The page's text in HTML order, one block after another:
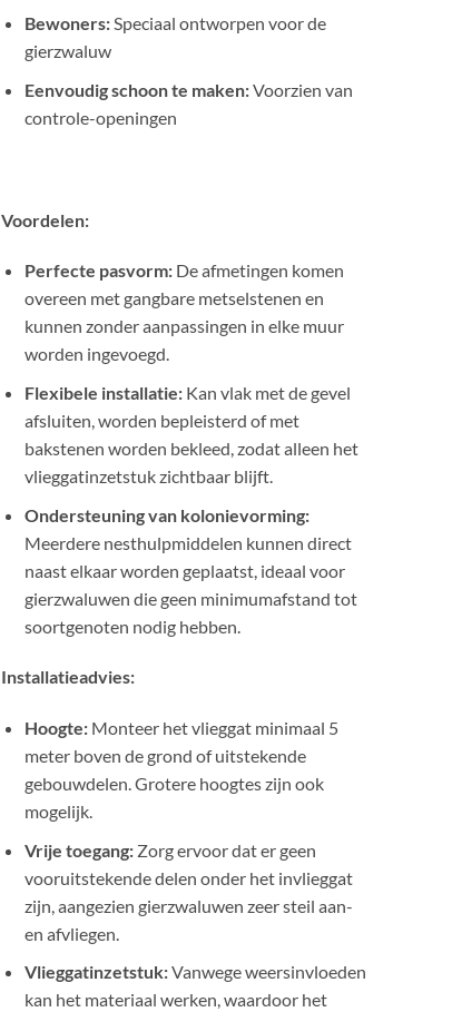
Bewoners:Speciaal ontworpen voor de
gierzwaluw
Eenvoudig schoon te maken:Voorzien van
controle-openingen
Voordelen:
Perfecte pasvorm:De afmetingen komen
overeen met gangbare metselstenen en
kunnen zonder aanpassingen in elke muur
worden ingevoegd.
Flexibele installatie:Kan vlak met de gevel
afsluiten, worden bepleisterd of met
bakstenen worden bekleed, zodat alleen het
vlieggatinzetstuk zichtbaar blijft.
Ondersteuning van kolonievorming:
Meerdere nesthulpmiddelen kunnen direct
naast elkaar worden geplaatst, ideaal voor
gierzwaluwen die geen minimumafstand tot
soortgenoten nodig hebben.
Installatieadvies:
Hoogte:Monteer het vlieggat minimaal 5
meter boven de grond of uitstekende
gebouwdelen. Grotere hoogtes zijn ook
mogelijk.
Vrije toegang:Zorg ervoor dat er geen
vooruitstekende delen onder het invlieggat
zijn, aangezien gierzwaluwen zeer steil aan-
en afvliegen.
Vlieggatinzetstuk:Vanwege weersinvloeden
kan het materiaal werken, waardoor het